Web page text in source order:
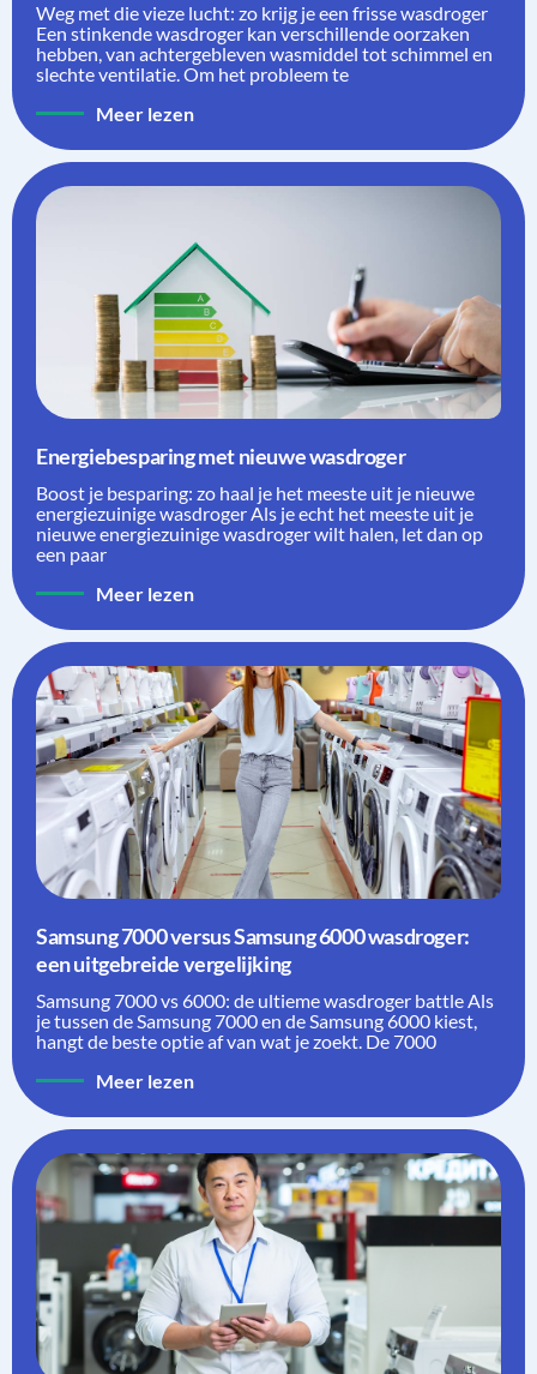
Weg met die vieze lucht: zo krijg je een frisse wasdroger
Een stinkende wasdroger kan verschillende oorzaken
hebben, van achtergebleven wasmiddel tot schimmel en
slechte ventilatie. Om het probleem te
Meer lezen
Energiebesparing met nieuwe wasdroger
Boost je besparing: zo haal je het meeste uit je nieuwe
energiezuinige wasdroger Als je echt het meeste uit je
nieuwe energiezuinige wasdroger wilt halen, let dan op
een paar
Meer lezen
Samsung 7000 versus Samsung 6000 wasdroger:
een uitgebreide vergelijking
Samsung 7000 vs 6000: de ultieme wasdroger battle Als
je tussen de Samsung 7000 en de Samsung 6000 kiest,
hangt de beste optie af van wat je zoekt. De 7000
Meer lezen